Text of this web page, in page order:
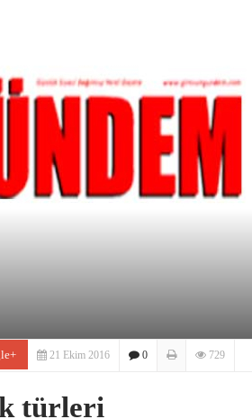
21 Ekim 2016 0 729
türleri